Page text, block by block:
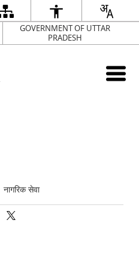
GOVERNMENT OF UTTAR
PRADESH
नागरिक सेवा